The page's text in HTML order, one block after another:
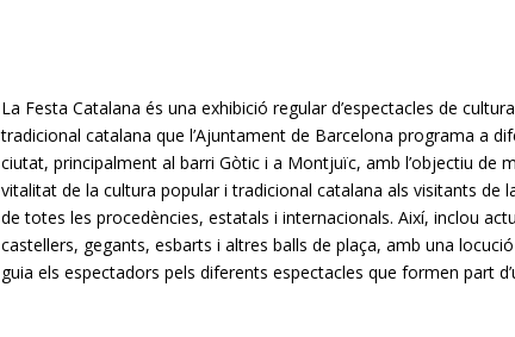
La Festa Catalana és una exhibició regular d’espectacles de
tradicional catalana que l’Ajuntament de Barcelona programa a
ciutat, principalment al barri Gòtic i a Montjuïc, amb l’objectiu de
vitalitat de la cultura popular i tradicional catalana als visitants de
de totes les procedències, estatals i internacionals. Així, inclou
castellers, gegants, esbarts i altres balls de plaça, amb una
guia els espectadors pels diferents espectacles que formen part